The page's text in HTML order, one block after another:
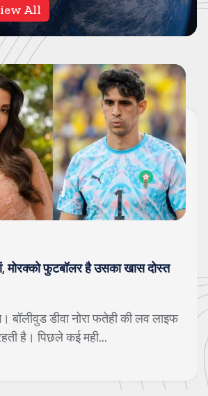
All
कन्फर्म, एल्विश यादव को कर रही है डेट
क्राइम। पिछले काफी समय से टेलीविजन
और जन्नत जुबैर के रोमांस क...